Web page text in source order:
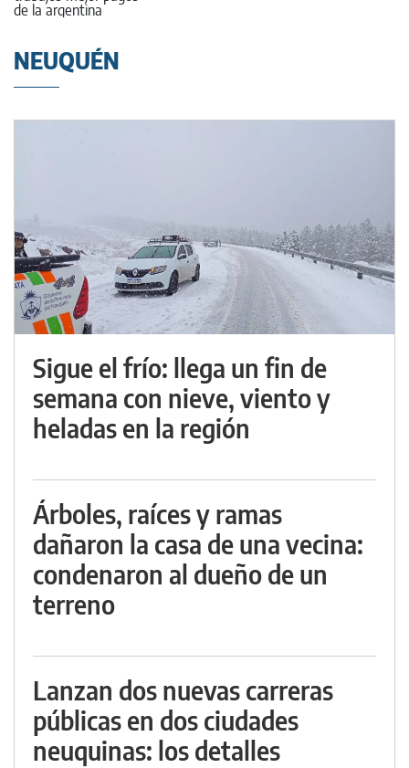
NEUQUÉN
Sigue el frío: llega un fin de
semana con nieve, viento y
heladas en la región
Árboles, raíces y ramas
dañaron la casa de una vecina:
condenaron al dueño de un
terreno
Lanzan dos nuevas carreras
públicas en dos ciudades
neuquinas: los detalles